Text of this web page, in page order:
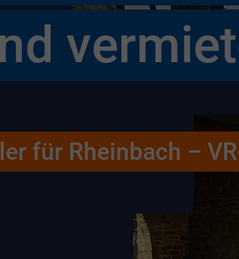
für Rheinbach –